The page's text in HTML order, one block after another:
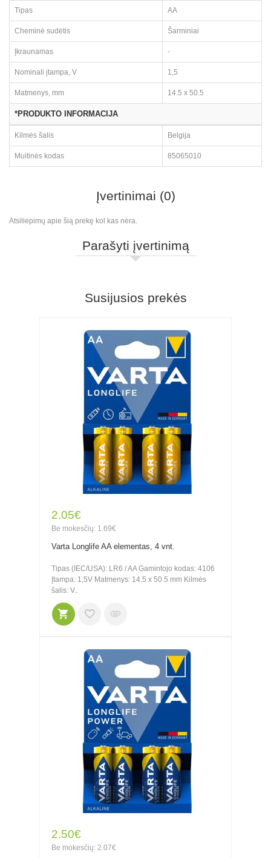
Tipas AA
Cheminė sudėtis Šarminiai
Įkraunamas -
Nominali įtampa, V 1,5
Matmenys, mm 14.5 x 50.5
*PRODUKTO INFORMACIJA
Kilmės šalis Belgija
Muitinės kodas 85065010
Įvertinimai (0)
Atsiliepimų apie šią prekę kol kas nėra.
Parašyti įvertinimą
Susijusios prekės
2.05€
Be mokesčių: 1.69€
Varta Longlife AA elementas, 4 vnt.
Tipas (IEC/USA): LR6 / AA Gamintojo kodas: 4106
Įtampa: 1,5V Matmenys: 14.5 x 50.5 mm Kilmės
šalis: V..
2.50€
Be mokesčių: 2.07€